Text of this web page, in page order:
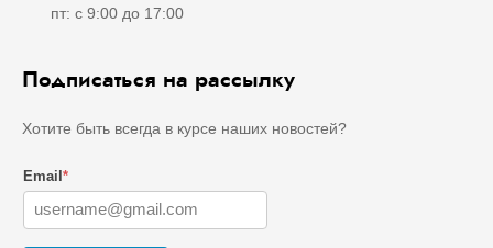
пт: с 9:00 до 17:00
Подписаться на рассылку
Хотите быть всегда в курсе наших новостей?
Email *